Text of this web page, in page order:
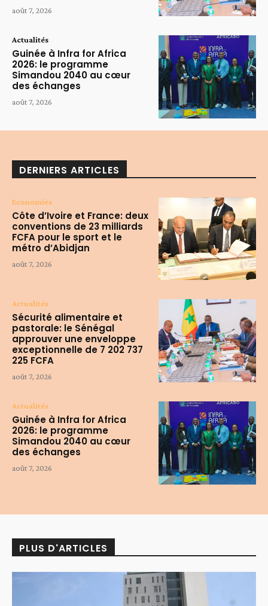
août 7, 2026
Actualités
Guinée à Infra for Africa
2026: le programme
Simandou 2040 au cœur
des échanges
août 7, 2026
DERNIERS ARTICLES
Economies
Côte d’Ivoire et France: deux
conventions de 23 milliards
FCFA pour le sport et le
métro d’Abidjan
août 7, 2026
Actualités
Sécurité alimentaire et
pastorale: le Sénégal
approuver une enveloppe
exceptionnelle de 7 202 737
225 FCFA
août 7, 2026
Actualités
Guinée à Infra for Africa
2026: le programme
Simandou 2040 au cœur
des échanges
août 7, 2026
PLUS D'ARTICLES